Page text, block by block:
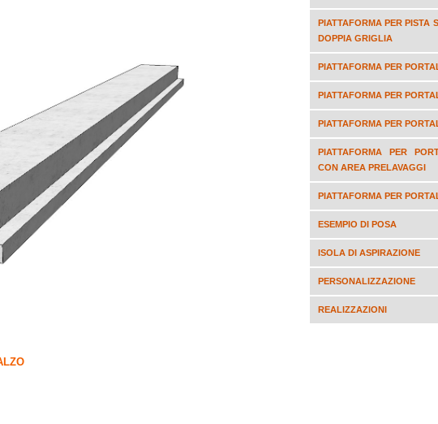
PIATTAFORMA PER PISTA
DOPPIA GRIGLIA
PIATTAFORMA PER
PIATTAFORMA PER
PIATTAFORMA PER
PIATTAFORMA PER
CON AREA PRELAVAGGI
PIATTAFORMA PER
ESEMPIO DI POSA
ISOLA DI ASPIRAZIONE
PERSONALIZZAZIONE
REALIZZAZIONI